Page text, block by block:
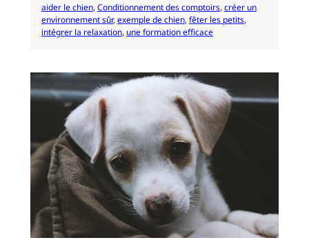
aider le chien, Conditionnement des comptoirs, créer un
environnement sûr, exemple de chien, fêter les petits
intégrer la relaxation, une formation efficace